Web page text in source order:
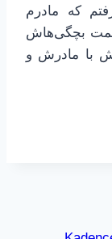
که مادرم
بچگی‌هاش
با مادرش و